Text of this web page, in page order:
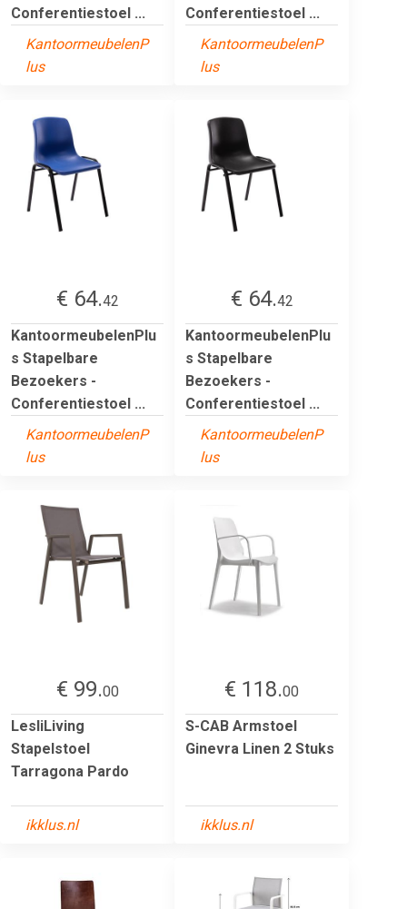
Conferentiestoel ...
KantoormeubelenP
lus
Conferentiestoel ...
KantoormeubelenP
lus
€ 64.42
KantoormeubelenPlu
s Stapelbare
Bezoekers -
Conferentiestoel ...
KantoormeubelenP
lus
€ 64.42
KantoormeubelenPlu
s Stapelbare
Bezoekers -
Conferentiestoel ...
KantoormeubelenP
lus
€ 99.00
LesliLiving
Stapelstoel
Tarragona Pardo
ikklus.nl
€ 118.00
S-CAB Armstoel
Ginevra Linen 2 Stuks
ikklus.nl